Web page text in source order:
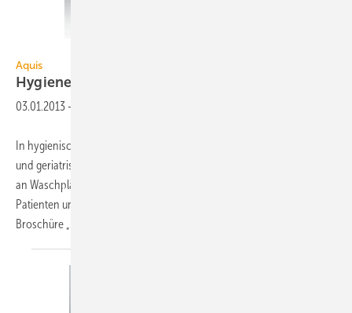
Aquis
Hygiene &
03.01.2013 -
In hygienisch sensiblen Bereichen, wie Krankenhäusern, Arztpraxen
und geriatrischen Einrichtungen, leisten berührungslose Armaturen
an Waschplätzen und in Duschräumen einen wichtigen Beitrag,
Patienten und Besucher vor Infektionen zu schützen. In der
Broschüre „Hygiene & Gesundheit“ zeigt